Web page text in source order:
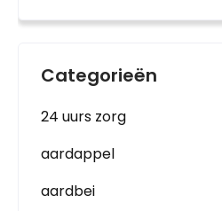
Categorieën
24 uurs zorg
aardappel
aardbei